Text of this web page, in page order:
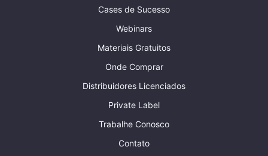
Cases de Sucesso
Webinars
Materiais Gratuitos
Onde Comprar
Distribuidores Licenciados
Private Label
Trabalhe Conosco
Contato